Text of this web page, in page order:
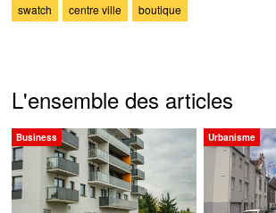
swatch centre ville boutique
L'ensemble des articles
Business Urbanisme